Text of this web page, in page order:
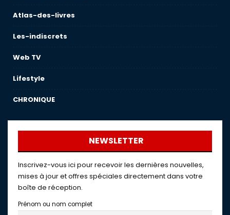
Atlas-des-livres
Les-indiscrets
Web TV
Lifestyle
CHRONIQUE
NEWSLETTER
Inscrivez-vous ici pour recevoir les dernières nouvelles,
mises à jour et offres spéciales directement dans votre
boîte de réception.
Prénom ou nom complet